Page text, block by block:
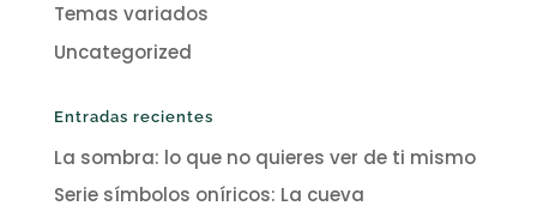
Temas variados
Uncategorized
Entradas recientes
La sombra: lo que no quieres ver de ti mismo
Serie símbolos oníricos: La cueva